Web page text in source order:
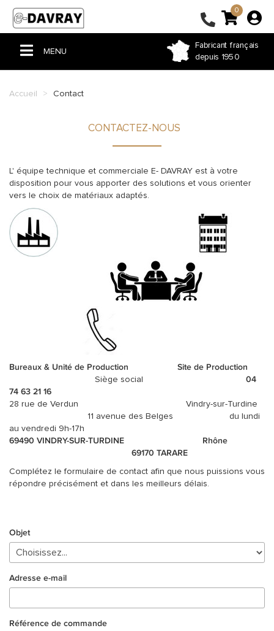
Fabricant français
depuis 1950
0
MENU
BÂCHE PVC
FERMETURE DE TERRASSE
COUSSIN ET RIDEAU
HOUSSE ET SAC SUR-MESURE
Accueil Contact
CONTACTEZ-NOUS
L' équipe technique et commerciale E- DAVRAY est à votre
disposition pour vous apporter des solutions et vous orienter
vers le choix de matériaux adaptés.
Bureaux & Unité de Production Site de Production
Siège social
04
74 63 21 16
28 rue de Verdun Vindry-sur-Turdine
11 avenue des Belges du lundi
au vendredi 9h-17h
69490 VINDRY-SUR-TURDINE Rhône
69170 TARARE
Complétez le formulaire de contact afin que nous puissions vous
répondre précisément et dans les meilleurs délais.
Objet
Adresse e-mail
Référence de commande